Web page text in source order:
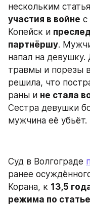
нескольким
участия в войне с
Копейск и
партнёршу.
напал на
травмы и порезы
решила, что
раны и не стала
Сестра девушки
мужчина её убьёт.
Суд в Волгограде
ранее
Корана, к 13,5
режима по